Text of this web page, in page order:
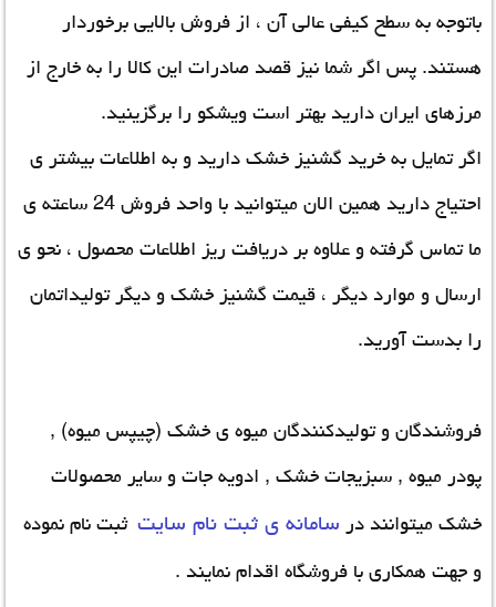
باتوجه به سطح کیفی عالی آن ، از فروش بالایی برخوردار
هستند. پس اگر شما نیز قصد صادرات این کالا را به خارج از
مرزهای ایران دارید بهتر است ویشکو را برگزینید.
اگر تمایل به خرید گشنیز خشک دارید و به اطلاعات بیشتر ی
احتیاج دارید همین الان میتوانید با واحد فروش 24 ساعته ی
ما تماس گرفته و علاوه بر دریافت ریز اطلاعات محصول ، نحو ی
ارسال و موارد دیگر ، قیمت گشنیز خشک و دیگر تولیداتمان
را بدست آورید.
فروشندگان و تولیدکنندگان میوه ی خشک (چیپس میوه) ,
پودر میوه , سبزیجات خشک , ادویه جات و سایر محصولات
خشک میتوانند درسامانه ی ثبت نام سایت ثبت نام نموده
و جهت همکاری با فروشگاه اقدام نمایند .